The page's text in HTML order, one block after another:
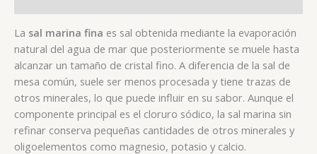
La sal marina fina es sal obtenida mediante la evaporación
natural del agua de mar que posteriormente se muele hasta
alcanzar un tamaño de cristal fino. A diferencia de la sal de
mesa común, suele ser menos procesada y tiene trazas de
otros minerales, lo que puede influir en su sabor. Aunque el
componente principal es el cloruro sódico, la sal marina sin
refinar conserva pequeñas cantidades de otros minerales y
oligoelementos como magnesio, potasio y calcio.